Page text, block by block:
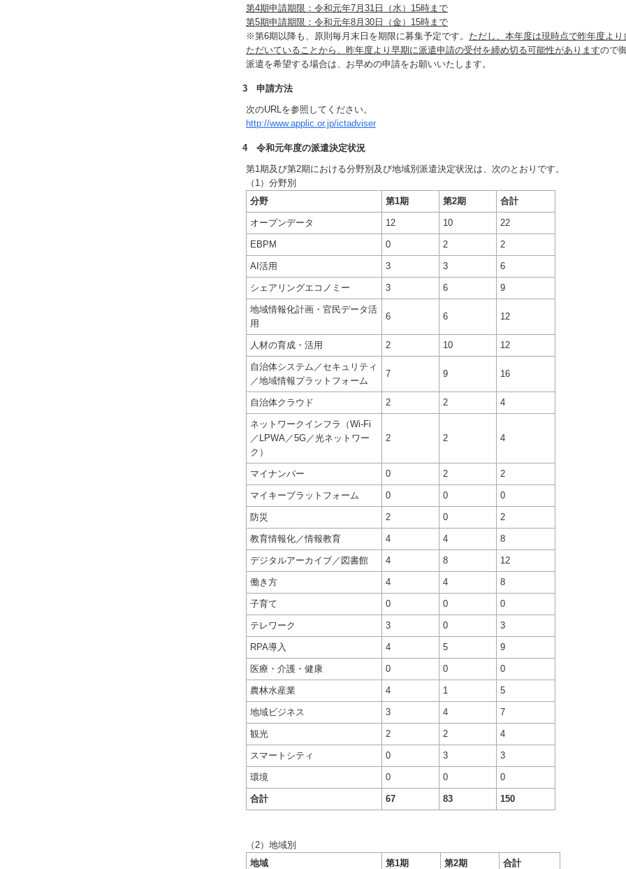
第4期申請期限：令和元年7月31日（水）15時まで
第5期申請期限：令和元年8月30日（金）15時まで
※第6期以降も、原則毎月末日を期限に募集予定です。 ただし、本年度は現時点で昨年度より
ただいていることから、昨年度より早期に派遣申請の受付を締め切る可能性がありますので
派遣を希望する場合は、お早めの申請をお願いいたします。
3 申請方法
次のURLを参照してください。
http://www.applic.or.jp/ictadviser
4 令和元年度の派遣決定状況
第1期及び第2期における分野別及び地域別派遣決定状況は、次のとおりです。
（1）分野別
分野
第1期 第2期 合計
オープンデータ 12 10 22
EBPM 0 2 2
AI活用 3 3 6
シェアリングエコノミー 3 6 9
地域情報化計画・官民データ活
用
6 6 12
人材の育成・活用 2 10 12
自治体システム／セキュリティ
／地域情報プラットフォーム
7 9 16
自治体クラウド 2 2 4
ネットワークインフラ（Wi-Fi
／LPWA／5G／光ネットワー
ク）
2 2 4
マイナンバー 0 2 2
マイキープラットフォーム 0 0 0
防災 2 0 2
教育情報化／情報教育 4 4 8
デジタルアーカイブ／図書館 4 8 12
働き方 4 4 8
子育て 0 0 0
テレワーク 3 0 3
RPA導入 4 5 9
医療・介護・健康 0 0 0
農林水産業 4 1 5
地域ビジネス 3 4 7
観光 2 2 4
スマートシティ 0 3 3
環境 0 0 0
合計 67 83 150
（2）地域別
地域
第1期 第2期 合計